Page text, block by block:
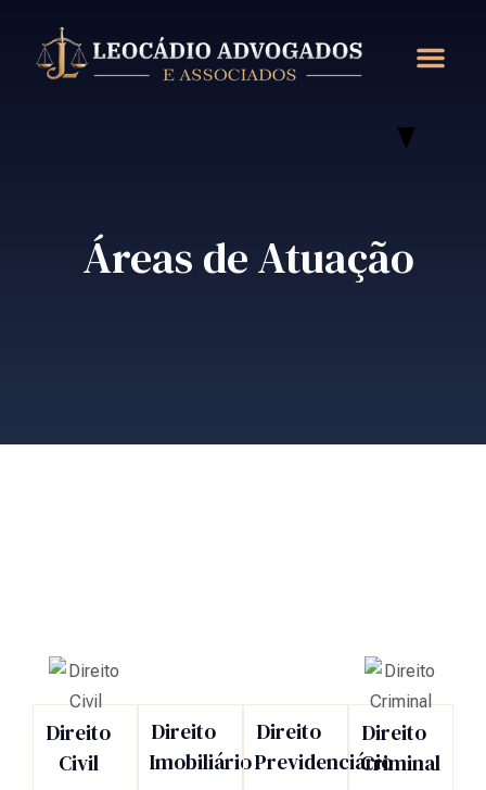
Áreas de Atuação
Direito
Civil
Direito
Imobiliário
Direito
Previdenciário
Direito
Criminal